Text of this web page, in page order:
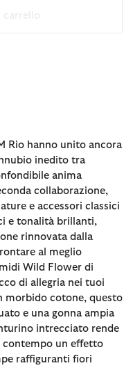
Rio hanno unito ancora
inedito tra
anima
collaborazione,
e accessori classici
e tonalità brillanti,
rinnovata dalla
al meglio
Wild Flower di
di allegria nei tuoi
morbido cotone, questo
e una gonna ampia
intrecciato rende
contempo un effetto
raffiguranti fiori